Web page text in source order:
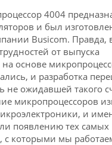
4004
и был
Busicom. Правда,
от выпуска
на основе
и разработка
не ожидавшей такого
микропроцессоров
и
появлению тех самых
с которыми мы